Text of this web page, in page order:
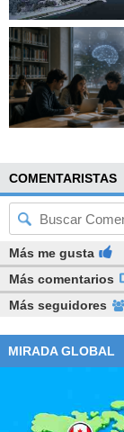
COMENTARISTAS
Más me gusta
Más comentarios
Más seguidores
MIRADA GLOBAL